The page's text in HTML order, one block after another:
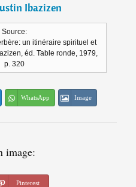
Ibazizen
Source:
un itinéraire spirituel et
éd. Table ronde, 1979,
p. 320
WhatsApp Image
image:
Pinterest